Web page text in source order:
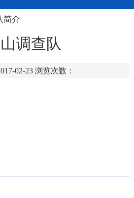
简介
调查队
02-23 浏览次数：